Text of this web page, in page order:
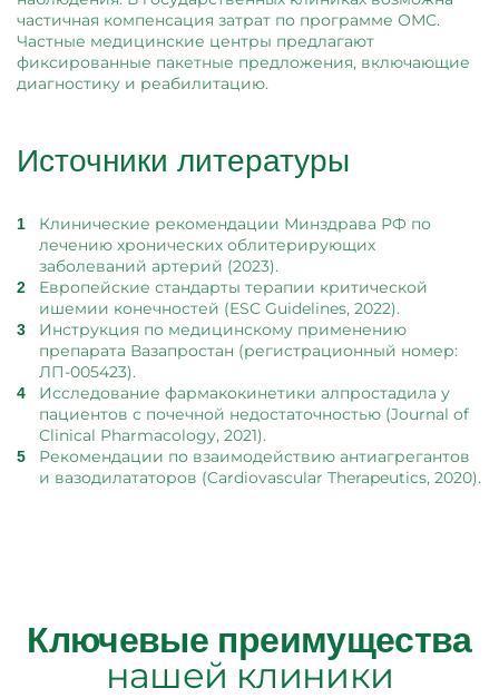
частичная компенсация затрат по программе ОМС.
Частные медицинские центры предлагают
фиксированные пакетные предложения, включающие
диагностику и реабилитацию.
Источники литературы
Клинические рекомендации Минздрава РФ по
лечению хронических облитерирующих
заболеваний артерий (2023).
Европейские стандарты терапии критической
ишемии конечностей (ESC Guidelines, 2022).
Инструкция по медицинскому применению
препарата Вазапростан (регистрационный номер:
ЛП-005423).
Исследование фармакокинетики алпростадила у
пациентов с почечной недостаточностью (Journal of
Clinical Pharmacology, 2021).
Рекомендации по взаимодействию антиагрегантов
и вазодилататоров (Cardiovascular Therapeutics, 2020).
Ключевые преимущества
нашей клиники